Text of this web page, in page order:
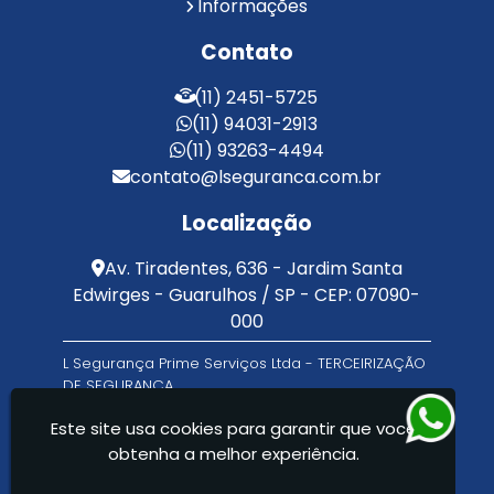
Serviço de Portaria e Limpeza
Serviços de Limpeza e Portaria
Terceirização de Facilities
Terceirização de Portaria
Zeladoria de Condomínios
Informações
Contato
(11) 2451-5725
(11) 94031-2913
(11) 93263-4494
contato@lseguranca.com.br
Localização
Av. Tiradentes, 636 - Jardim Santa
Edwirges - Guarulhos / SP - CEP: 07090-
000
L Segurança Prime Serviços Ltda - TERCEIRIZAÇÃO
DE SEGURANÇA
Este site usa cookies para garantir que você
obtenha a melhor experiência.